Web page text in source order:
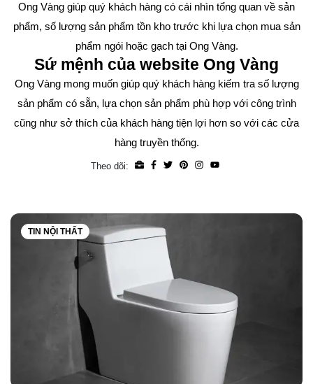
Ong Vàng giúp quý khách hàng có cái nhìn tổng quan về sản
phẩm, số lượng sản phẩm tồn kho trước khi lựa chọn mua sản
phẩm ngói hoặc gạch tại Ong Vàng.
Sứ mệnh của website Ong Vàng
Ong Vàng mong muốn giúp quý khách hàng kiếm tra số lượng
sản phẩm có sẵn, lựa chọn sản phẩm phù hợp với công trình
cũng như sở thích của khách hàng tiện lợi hơn so với các cửa
hàng truyền thống.
Theo dõi:
TIN NỘI THẤT